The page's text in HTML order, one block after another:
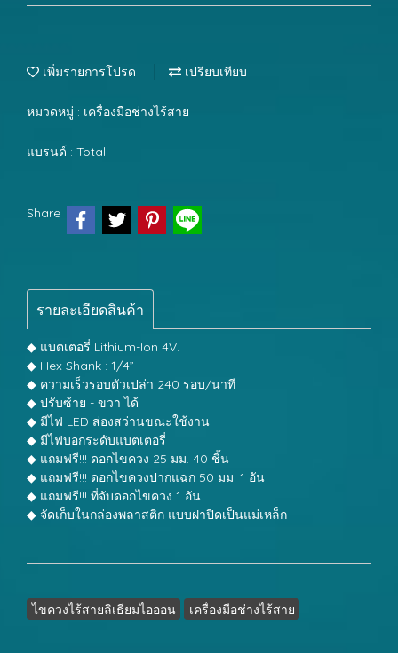
เพิ่มรายการโปรด เปรียบเทียบ
หมวดหมู่ : เครื่องมือช่างไร้สาย
แบรนด์ : Total
Share
รายละเอียดสินค้า
◆ แบตเตอรี่ Lithium-Ion 4V.
◆ Hex Shank : 1/4”
◆ ความเร็วรอบตัวเปล่า 240 รอบ/นาที
◆ ปรับซ้าย - ขวา ได้
◆ มีไฟ LED ส่องสว่านขณะใช้งาน
◆ มีไฟบอกระดับแบตเตอรี่
◆ แถมฟรี!!! ดอกไขควง 25 มม. 40 ชิ้น
◆ แถมฟรี!!! ดอกไขควงปากแฉก 50 มม. 1 อัน
◆ แถมฟรี!!! ที่จับดอกไขควง 1 อัน
◆ จัดเก็บในกล่องพลาสติก แบบฝาปิดเป็นแม่เหล็ก
ไขควงไร้สายลิเธียมไอออน เครื่องมือช่างไร้สาย